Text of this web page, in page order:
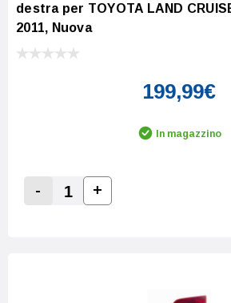
destra per TOYOTA LAND
2011, Nuova
199,99€
In magazzino
Decrease Quantity:
-
Increase Quantity:
+